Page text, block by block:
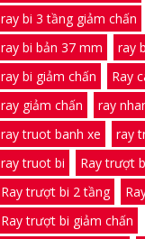
ray bi 3 tầng giảm chấn
ray bi bản 37 mm
ray
ray bi giảm chấn
Ray
ray giảm chấn
ray
ray truot banh xe
ray
ray truot bi
Ray trượt
Ray trượt bi 2 tầng
Ray trượt bi giảm chấn